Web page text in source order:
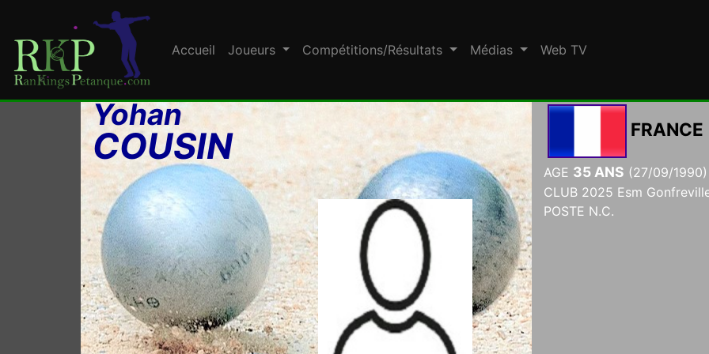
Accueil Joueurs Compétitions/Résultats Médias Web TV
Yohan
COUSIN FRANCE
AGE 35 ANS (27/09/1990)
CLUB 2025 Esm
POSTE N.C.